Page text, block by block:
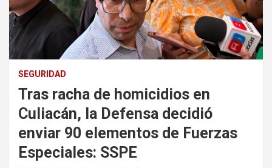
SEGURIDAD
Tras racha de homicidios en
Culiacán, la Defensa decidió
enviar 90 elementos de Fuerzas
Especiales: SSPE